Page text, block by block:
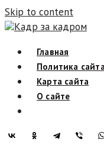
Skip to content
Кадр за кадром
Главная
Политика
Карта сайта
О сайте